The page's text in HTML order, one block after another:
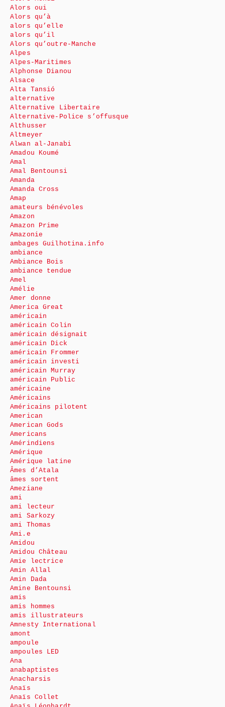
Alors oui
Alors qu’à
alors qu’elle
alors qu’il
Alors qu’outre-Manche
Alpes
Alpes-Maritimes
Alphonse Dianou
Alsace
Alta Tansió
alternative
Alternative Libertaire
Alternative-Police s’offusque
Althusser
Altmeyer
Alwan al-Janabi
Amadou Koumé
Amal
Amal Bentounsi
Amanda
Amanda Cross
Amap
amateurs bénévoles
Amazon
Amazon Prime
Amazonie
ambages Guilhotina.info
ambiance
Ambiance Bois
ambiance tendue
Amel
Amélie
Amer donne
America Great
américain
américain Colin
américain désignait
américain Dick
américain Frommer
américain investi
américain Murray
américain Public
américaine
Américains
Américains pilotent
American
American Gods
Americans
Amérindiens
Amérique
Amérique latine
Âmes d’Atala
âmes sortent
Ameziane
ami
ami lecteur
ami Sarkozy
ami Thomas
Ami.e
Amidou
Amidou Château
Amie lectrice
Amin Allal
Amin Dada
Amine Bentounsi
amis
amis hommes
amis illustrateurs
Amnesty International
amont
ampoule
ampoules LED
Ana
anabaptistes
Anacharsis
Anaïs
Anaïs Collet